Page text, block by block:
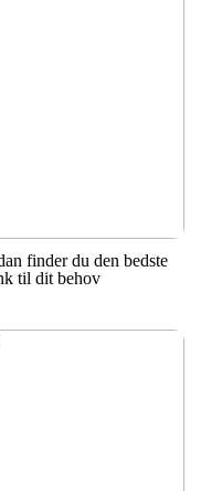
finder du den bedste
til dit behov